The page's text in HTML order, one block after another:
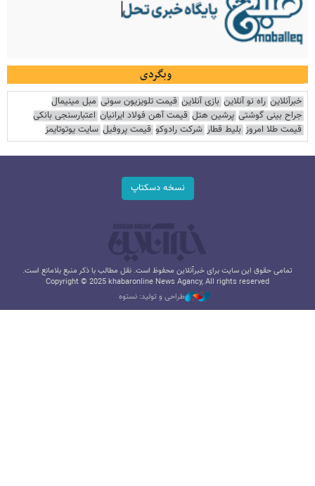
وبگردی
خبرآنلاین راه نو آنلاین بازی آنلاین قیمت تلویزیون سونی مبل مینیمال
جراح بینی گوشتی پرشین هتل قیمت آهن فولاد ایرانیان اعتبارسنجی بانکی
قیمت طلا امروز بلیط قطار شرکت رادوکو قیمت پروفیل سایت یوتوتایمز
نسخه دسکتاپ
تمامی حقوق این سایت برای خبرآنلاین محفوظ است. نقل مطالب با ذکر منبع بلامانع است.
Copyright © 2025 khabaronline News Agancy, All rights reserved
طراحی و تولید: نستوه